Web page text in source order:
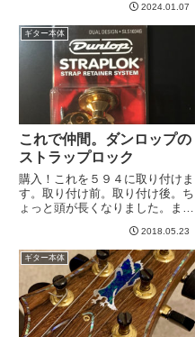
被災地には義援金等、自分にでき
ることをしようと思っています。
さて、２０２２年、２０２３年...
2024.01.07
ギター本体
これで仲間。ダンロップの
ストラップロック
購入！これを５９４に取り付けま
す。取り付け前。取り付け後。ち
ょっと頭が長くなりました。ま
ばらくすると忘れます。これで、
ストラップを使い回せます^^ワシ
ノスリ購入時にキャンペーンでも
らったPRSストラップ。５９４...
2018.05.23
ギター本体